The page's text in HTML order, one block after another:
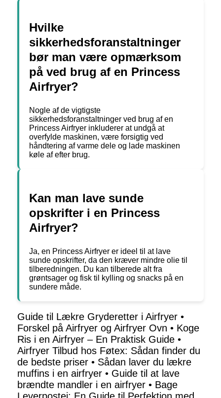
Hvilke
sikkerhedsforanstaltninger
bør man være opmærksom
på ved brug af en Princess
Airfryer?
Nogle af de vigtigste
sikkerhedsforanstaltninger ved brug af en
Princess Airfryer inkluderer at undgå at
overfylde maskinen, være forsigtig ved
håndtering af varme dele og lade maskinen
køle af efter brug.
Kan man lave sunde
opskrifter i en Princess
Airfryer?
Ja, en Princess Airfryer er ideel til at lave
sunde opskrifter, da den kræver mindre olie til
tilberedningen. Du kan tilberede alt fra
grøntsager og fisk til kylling og snacks på en
sundere måde.
Guide til Lækre Gryderetter i Airfryer •
Forskel på Airfryer og Airfryer Ovn • Koge
Ris i en Airfryer – En Praktisk Guide •
Airfryer Tilbud hos Føtex: Sådan finder du
de bedste priser • Sådan laver du lækre
muffins i en airfryer • Guide til at lave
brændte mandler i en airfryer • Bage